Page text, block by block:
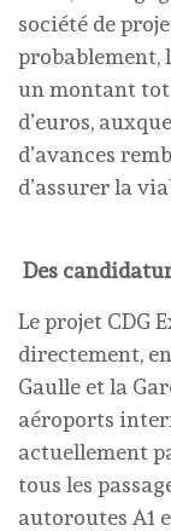
société de
probablement,
un montant
d’euros,
d’avances
d’assurer la
Des
Le projet CDG
directement,
Gaulle et la
aéroports
actuellement
tous les
autoroutes A1